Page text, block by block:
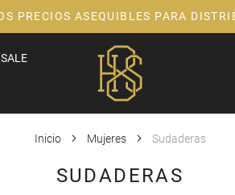
PRECIOS ASEQUIBLES PARA
Inicio Mujeres Sudaderas
SUDADERAS